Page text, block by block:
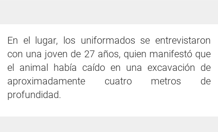
En el lugar, los uniformados se entrevistaron
con una joven de 27 años, quien manifestó que
el animal había caído en una excavación de
aproximadamente cuatro metros de
profundidad.